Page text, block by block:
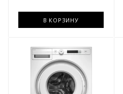
В КОРЗИНУ